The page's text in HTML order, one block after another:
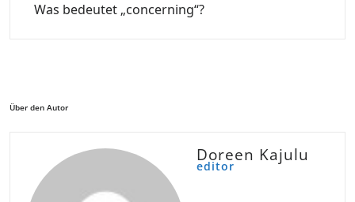
Was bedeutet „concerning“?
Über den Autor
Doreen Kajulu
editor